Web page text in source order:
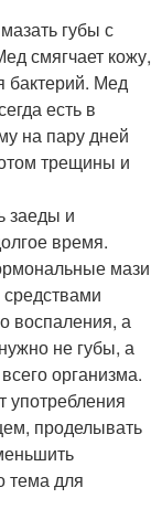
губы с
смягчает кожу,
бактерий. Мед
есть в
на пару дней
трещины и
заеды и
время.
мази
воспаления, а
не губы, а
организма.
употребления
проделывать
тема для